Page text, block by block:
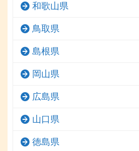
和歌山県
鳥取県
島根県
岡山県
広島県
山口県
徳島県